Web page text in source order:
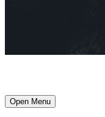
Open Menu